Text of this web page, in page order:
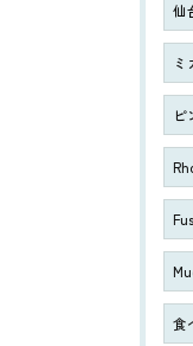
仙
ミ
ピ
食